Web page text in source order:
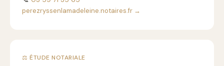
perezryssenlamadeleine.notaires.fr →
⚖️ ÉTUDE NOTARIALE